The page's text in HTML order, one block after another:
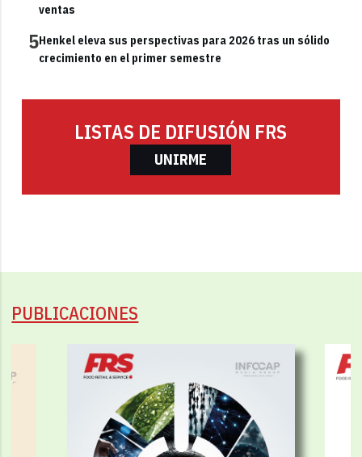
ventas
5Henkel eleva sus perspectivas para 2026 tras un sólido
crecimiento en el primer semestre
LISTAS DE DIFUSIÓN FRS
UNIRME
PUBLICACIONES